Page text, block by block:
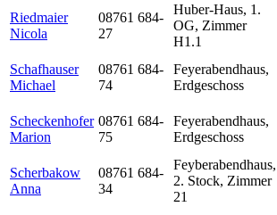
Riedmaier
Nicola
08761 684-
27
Huber-Haus, 1.
OG, Zimmer
H1.1
Schafhauser
Michael
08761 684-
74
Feyerabendhaus,
Erdgeschoss
Scheckenhofer
Marion
08761 684-
75
Feyerabendhaus,
Erdgeschoss
Scherbakow
Anna
08761 684-
34
Feyberabendhaus,
2. Stock, Zimmer
21